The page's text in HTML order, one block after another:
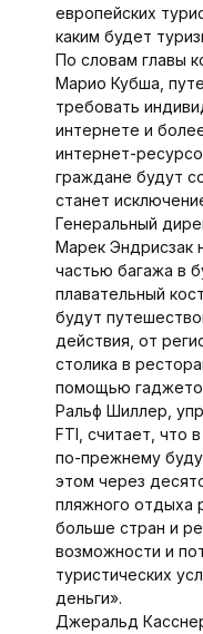
европейских
каким будет
По словам главы
Марио Кубша,
требовать
интернете и
интернет-
граждане будут
станет
Генеральный
Марек Эндрисзак
частью багажа в
плавательный
будут
действия, от
столика в
помощью
Ральф Шиллер,
FTI, считает, что
по-прежнему
этом через
пляжного отдыха
больше стран и
возможности и
туристических
деньги».
Джеральд